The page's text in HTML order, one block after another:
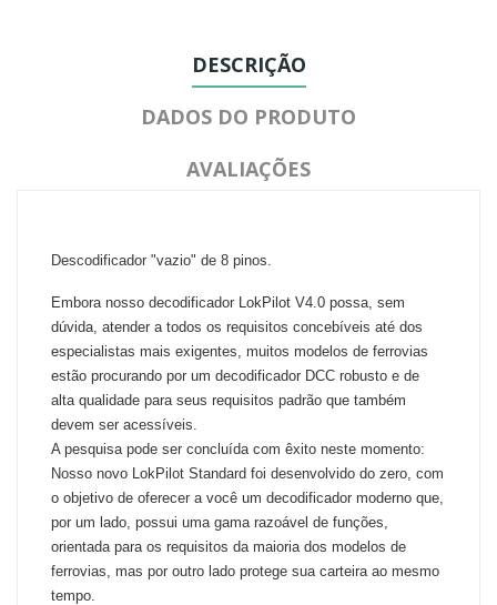
DESCRIÇÃO
DADOS DO PRODUTO
AVALIAÇÕES
Descodificador "vazio" de 8 pinos.
Embora nosso decodificador LokPilot V4.0 possa, sem
dúvida, atender a todos os requisitos concebíveis até dos
especialistas mais exigentes, muitos modelos de ferrovias
estão procurando por um decodificador DCC robusto e de
alta qualidade para seus requisitos padrão que também
devem ser acessíveis.
A pesquisa pode ser concluída com êxito neste momento:
Nosso novo LokPilot Standard foi desenvolvido do zero, com
o objetivo de oferecer a você um decodificador moderno que,
por um lado, possui uma gama razoável de funções,
orientada para os requisitos da maioria dos modelos de
ferrovias, mas por outro lado protege sua carteira ao mesmo
tempo.